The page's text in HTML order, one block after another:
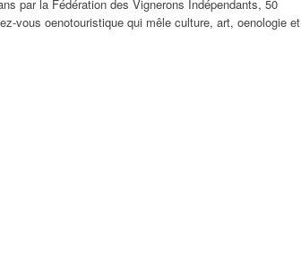
par la Fédération des Vignerons Indépendants, 50
vous oenotouristique qui mêle culture, art, oenologie et